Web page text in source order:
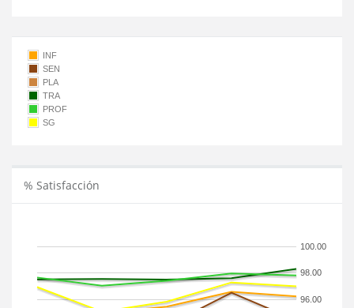
INF
SEN
PLA
TRA
PROF
SG
% Satisfacción
96.00
98.00
100.00